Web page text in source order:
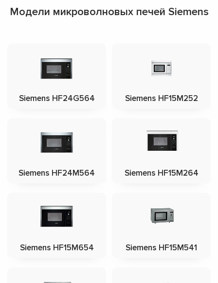
Модели микроволновых печей Siemens
Siemens HF24G564 Siemens HF15M252
Siemens HF24M564 Siemens HF15M264
Siemens HF15M654 Siemens HF15M541